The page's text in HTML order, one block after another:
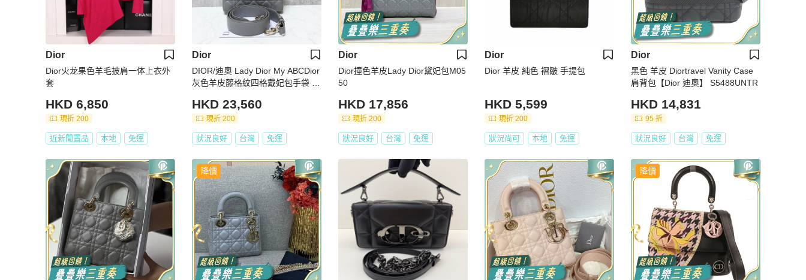
Dior
Dior火龙果色羊毛披肩一体上衣外
套
HKD 6,850
現折 200
近新閒置品 本地 免運
Dior
DIOR/迪奧 Lady Dior My ABCDior
灰色羊皮藤格紋四格戴妃包手袋 尺
HKD 23,560
現折 200
狀況良好 台灣 免運
Dior
Dior撞色羊皮Lady Dior黛妃包M05
50
HKD 17,856
現折 200
狀況良好 台灣 免運
Dior
Dior 羊皮 純色 褶皺 手提包
HKD 5,599
現折 200
狀況尚可 本地 免運
Dior
黑色 羊皮 Diortravel Vanity Case
肩背包【Dior 迪奧】 S5488UNTR
HKD 14,831
95 折
狀況良好 台灣 免運
降價 降價